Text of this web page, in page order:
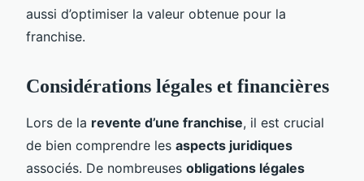
aussi d’optimiser la valeur obtenue pour la
franchise.
Considérations légales et financières
Lors de la revente d’une franchise, il est crucial
de bien comprendre les aspects juridiques
associés. De nombreuses obligations légales